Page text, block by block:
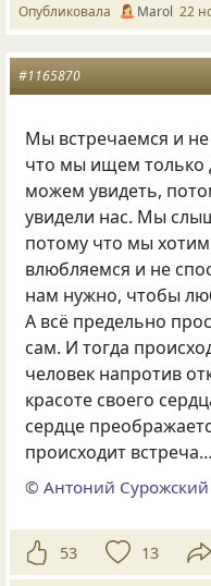
Опубликовала Маrol 22
#1165870
Мы встречаемся и
что мы ищем только
можем увидеть,
увидели нас. Мы
потому что мы хотим
влюбляемся и не
нам нужно, чтобы
А всё предельно
сам. И тогда
человек напротив
красоте своего
сердце
происходит встреча…
©Антоний Сурожский
53 13